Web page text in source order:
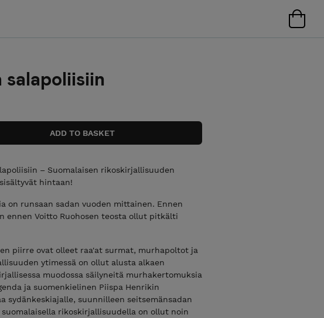
– Suomalaisen rikoskirjallisuuden
hintaan!
on runsaan sadan vuoden mittainen. Ennen
ennen Voitto Ruohosen teosta ollut pitkälti
piirre ovat olleet raa'at surmat, murhapoltot ja
ytimessä on ollut alusta alkaen
muodossa säilyneitä murhakertomuksia
ja suomenkielinen Piispa Henrikin
sydänkeskiajalle, suunnilleen seitsemänsadan
rikoskirjallisuudella on ollut noin